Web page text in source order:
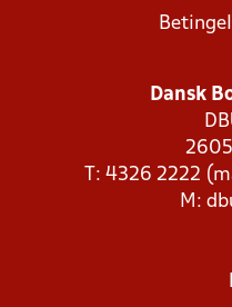
Dansk
T: 4326 2222
M: